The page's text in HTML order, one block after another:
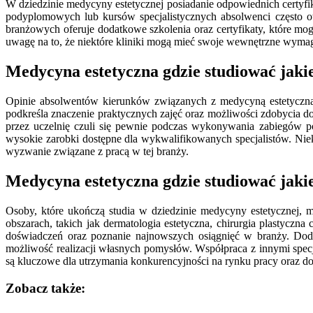
W dziedzinie medycyny estetycznej posiadanie odpowiednich
podyplomowych lub kursów specjalistycznych absolwenci często
branżowych oferuje dodatkowe szkolenia oraz certyfikaty, które
uwagę na to, że niektóre kliniki mogą mieć swoje wewnętrzne
Medycyna estetyczna gdzie studiować
Opinie absolwentów kierunków związanych z medycyną
podkreśla znaczenie praktycznych zajęć oraz możliwości zdobycia
przez uczelnię czuli się pewnie podczas wykonywania zabiegów
wysokie zarobki dostępne dla wykwalifikowanych specjalistów.
wyzwanie związane z pracą w tej branży.
Medycyna estetyczna gdzie studiować
Osoby, które ukończą studia w dziedzinie medycyny
obszarach, takich jak dermatologia estetyczna, chirurgia
doświadczeń oraz poznanie najnowszych osiągnięć w branży.
możliwość realizacji własnych pomysłów. Współpraca z innymi
są kluczowe dla utrzymania konkurencyjności na rynku pracy oraz
Zobacz także: